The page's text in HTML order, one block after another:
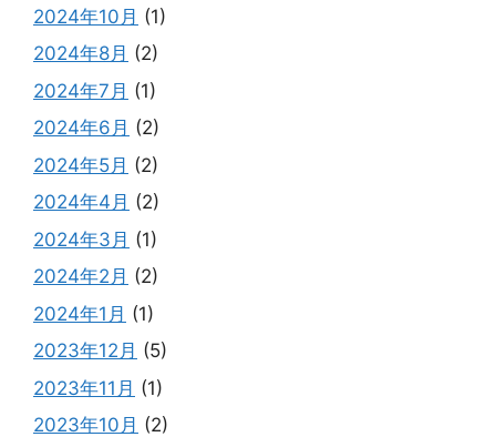
2024年10月 (1)
2024年8月 (2)
2024年7月 (1)
2024年6月 (2)
2024年5月 (2)
2024年4月 (2)
2024年3月 (1)
2024年2月 (2)
2024年1月 (1)
2023年12月 (5)
2023年11月 (1)
2023年10月 (2)